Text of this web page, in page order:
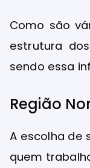
Como são
estrutura
sendo essa
Região
A escolha de
quem